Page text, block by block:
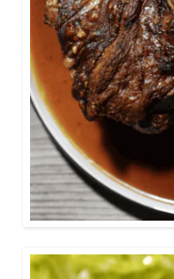
Hausmannskost
Kräftige
flaumiger
Gericht zu
auf keinem
darf.